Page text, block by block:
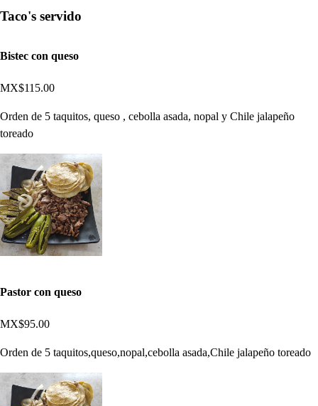
Taco's servido
Bistec con queso
MX$115.00
Orden de 5 taquitos, queso , cebolla asada, nopal y Chile jalapeño
toreado
Pastor con queso
MX$95.00
Orden de 5 taquitos,queso,nopal,cebolla asada,Chile jalapeño toreado